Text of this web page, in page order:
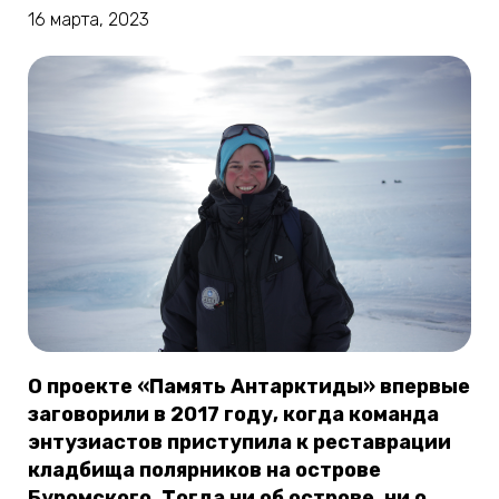
16 марта, 2023
О проекте «Память Антарктиды» впервые
заговорили в 2017 году, когда команда
энтузиастов приступила к реставрации
кладбища полярников на острове